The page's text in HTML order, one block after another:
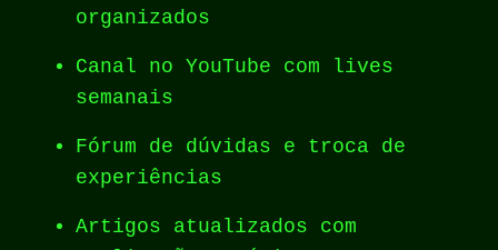
organizados
Canal no YouTube com lives
semanais
Fórum de dúvidas e troca de
experiências
Artigos atualizados com